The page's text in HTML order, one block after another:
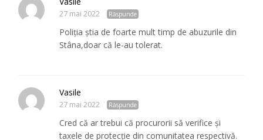
27 mai 2022 Răspunde
Poliția știa de foarte mult timp de abuzurile din
Stâna,doar că le-au tolerat.
Vasile
27 mai 2022 Răspunde
Cred că ar trebui că procurorii să verifice și
taxele de protecție din comunitatea respectivă.